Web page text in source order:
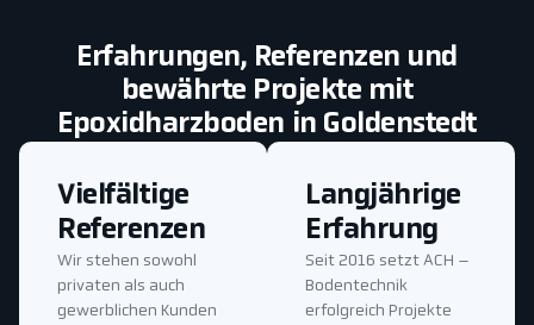
Erfahrungen, Referenzen und
bewährte Projekte mit
Epoxidharzboden in Goldenstedt
Langjährige
Erfahrung
Seit 2016 setzt ACH –
Bodentechnik
erfolgreich Projekte
Vielfältige
Referenzen
Wir stehen sowohl
privaten als auch
gewerblichen Kunden